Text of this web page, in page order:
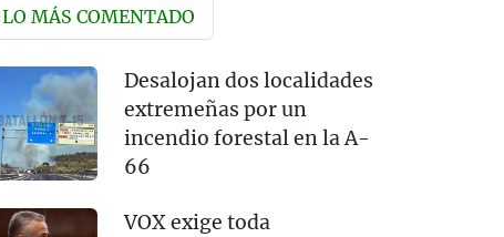
LO MÁS COMENTADO
Desalojan dos localidades
extremeñas por un
incendio forestal en la A-
66
VOX exige toda